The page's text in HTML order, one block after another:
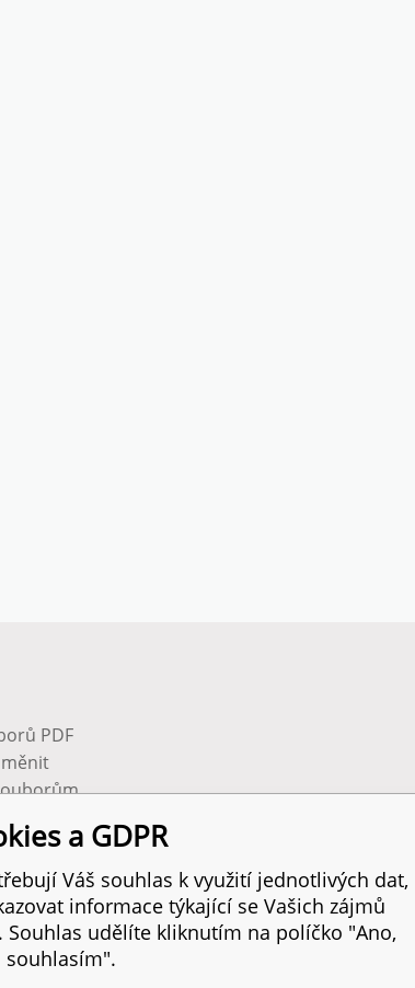
PDF
SITEMAP
a GDPR
Váš souhlas k využití jednotlivých dat,
informace týkající se Vašich zájmů
udělíte kliknutím na políčko "Ano,
souhlasím".